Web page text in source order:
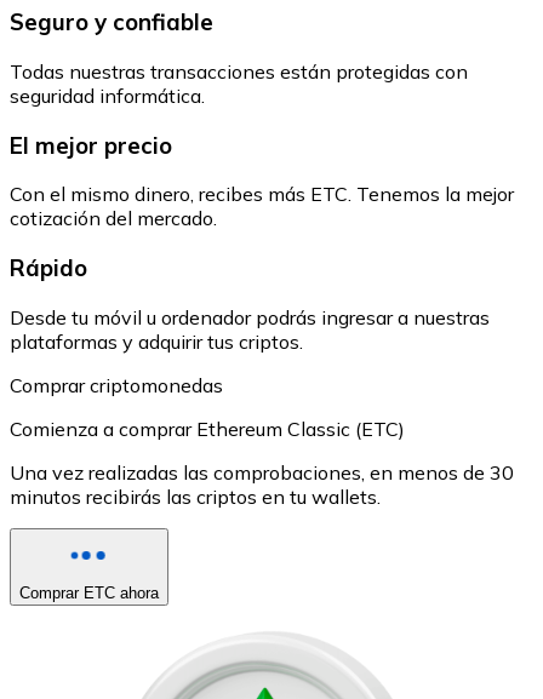
Seguro y confiable
Todas nuestras transacciones están protegidas con
seguridad informática.
El mejor precio
Con el mismo dinero, recibes más ETC. Tenemos la mejor
cotización del mercado.
Rápido
Desde tu móvil u ordenador podrás ingresar a nuestras
plataformas y adquirir tus criptos.
Comprar criptomonedas
Comienza a comprar Ethereum Classic (ETC)
Una vez realizadas las comprobaciones, en menos de 30
minutos recibirás las criptos en tu wallets.
Comprar ETC ahora